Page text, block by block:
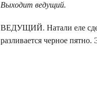
Выходит ведущий.
ВЕДУЩИЙ. Натали еле
разливается черное